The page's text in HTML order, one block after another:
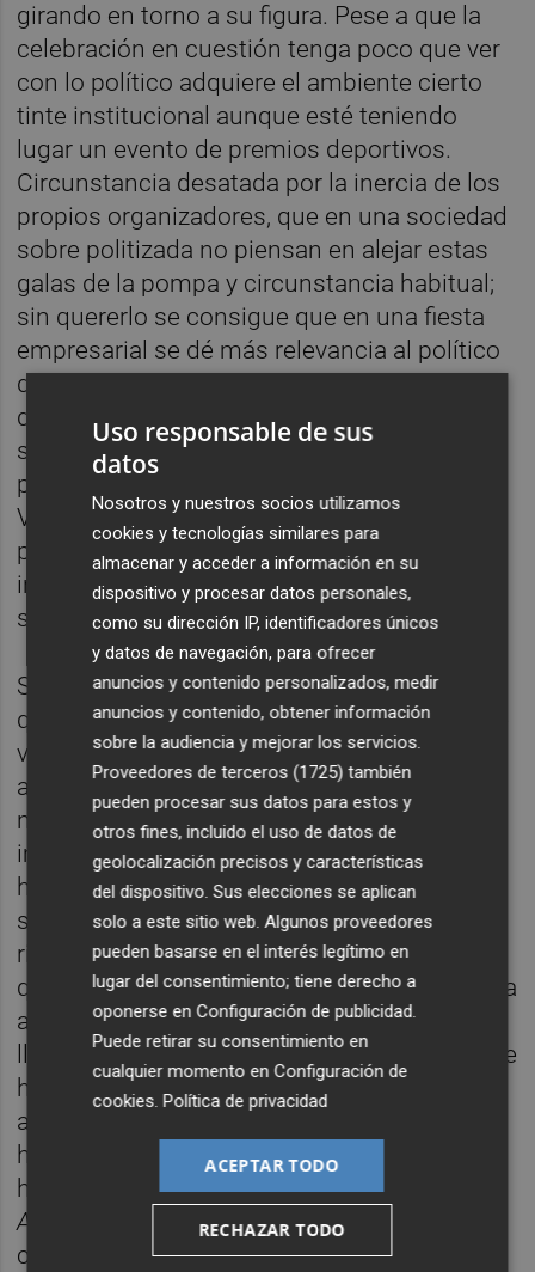
girando en torno a su figura. Pese a que la
celebración en cuestión tenga poco que ver
con lo político adquiere el ambiente cierto
tinte institucional aunque esté teniendo
lugar un evento de premios deportivos.
Circunstancia desatada por la inercia de los
propios organizadores, que en una sociedad
sobre politizada no piensan en alejar estas
galas de la pompa y circunstancia habitual;
sin quererlo se consigue que en una fiesta
empresarial se dé más relevancia al político
de turno que a los empresarios. Creo que
debería salir de los propios dirigentes la
sencillez suficiente para no pretender
ponerse siempre en los primeros puestos.
Vivimos en un mundo con inflación de
políticos y carente de profesionales
independientes que ejerzan de líderes de la
sociedad civil.
Se necesita un cambio de mentalidad, y
quizá pueda sonar un poco anárquico lo que
voy a decir, pero habría que relativizar la
autoridad de la clase política, creo que no es
necesario estar recordándoles lo
importantes que son. Costumbre que es
herencia de nuestros antepasados, de un
sistema antiguo en el que seguimos
rindiendo un respeto excesivo a todo aquel
que tiene un cargo institucional; me recuerda
a la época feudal en la que había un pueblo
llano y una nobleza, y esa clase alta tenía que
hacer gala siempre de su clase superior. El
ambiente que rodea a la farándula patria me
hace pensar mucho en eso que escribió
hace tiempo Ignacio Ruiz-Quintano
ABC
sobre la sumisión de la ciudadanía a la
clase dominante heredada de una sociedad
Uso responsable de sus
datos
Nosotros y nuestros socios utilizamos
cookies y tecnologías similares para
almacenar y acceder a información en su
dispositivo y procesar datos personales,
como su dirección IP, identificadores únicos
y datos de navegación, para ofrecer
anuncios y contenido personalizados, medir
anuncios y contenido, obtener información
sobre la audiencia y mejorar los servicios.
Proveedores de terceros (1725) también
pueden procesar sus datos para estos y
otros fines, incluido el uso de datos de
geolocalización precisos y características
del dispositivo. Sus elecciones se aplican
solo a este sitio web. Algunos proveedores
pueden basarse en el interés legítimo en
lugar del consentimiento; tiene derecho a
oponerse enConfiguración de publicidad
Puede retirar su consentimiento en
cualquier momento enConfiguración de
cookies .Política de privacidad
ACEPTAR TODO
RECHAZAR TODO